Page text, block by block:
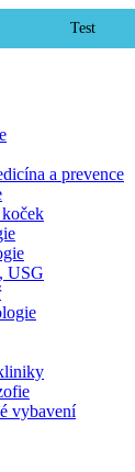
Test
a prevence
USG
vybavení